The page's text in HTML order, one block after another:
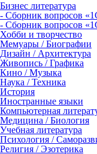
Бизнес литература
- Сборник вопросов
- Сборник вопросов
Хобби и творчество
Мемуары / Биографии
Дизайн / Архитектура
Живопись / Графика
Кино / Музыка
Наука / Техника
История
Иностранные языки
Компьютерная
Медицина / Биология
Учебная литература
Психология /
Религия / Эзотерика